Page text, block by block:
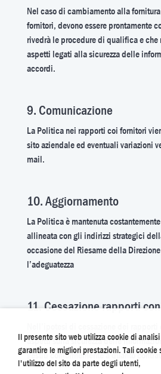
Nel caso di cambiamento alla
fornitori, devono essere prontamente
rivedrà le procedure di qualifica e che
aspetti legati alla sicurezza delle
accordi.
9. Comunicazione
La Politica nei rapporti coi fornitori
sito aziendale ed eventuali variazioni
mail.
10. Aggiornamento
La Politica è mantenuta
allineata con gli indirizzi strategici
occasione del Riesame della
l’adeguatezza
11. Cessazione rapporti
aspetti sulla sicurezza delle
gestiti conformemente a quanto
Il presente sito web utilizza cookie di
garantire le migliori prestazioni. Tali cookie
l'utilizzo del sito da parte degli utenti,